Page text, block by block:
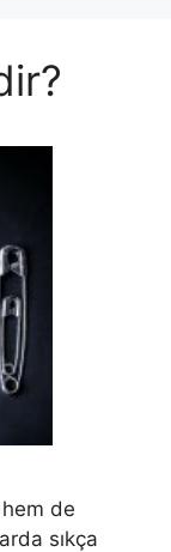
de
sıkça